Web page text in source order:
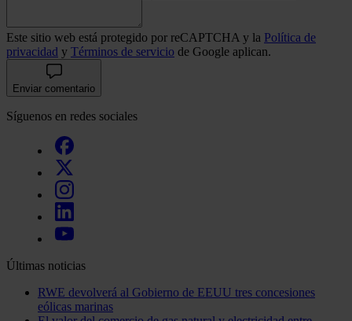
Este sitio web está protegido por reCAPTCHA y la Política de
privacidad y Términos de servicio de Google aplican.
Enviar comentario
Síguenos en redes sociales
Últimas noticias
RWE devolverá al Gobierno de EEUU tres concesiones
eólicas marinas